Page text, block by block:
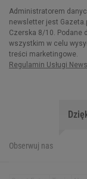
Obserwuj nas